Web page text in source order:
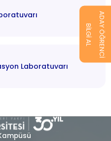
Laboratuvarı
BİLGİ AL ADAY ÖĞRENCİ